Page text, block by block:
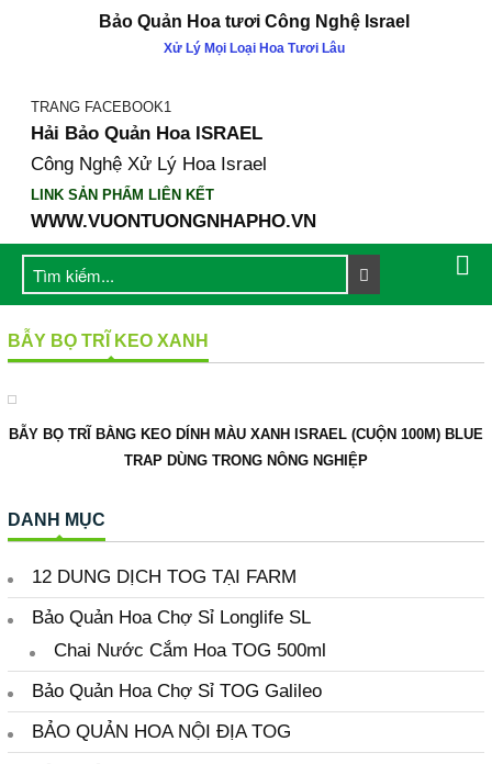
GIỚI THIỆU
Hội Thảo & Sự Kiện
SẢN PHẨM
Nước Cắm Hoa Longlife SL
Nước TOG Galileo Đậm Đặc
4. MÀU NHUỘM HOA NHẬP
KHẨU (NƯỚC & BỘT)
2. NƯỚC NHUỘM HOA
ISRAEL
Bảo Quản Hoa tươi Công Nghệ Israel
Xử Lý Mọi Loại Hoa Tươi Lâu
TRANG FACEBOOK1
Hải Bảo Quản Hoa ISRAEL
Công Nghệ Xử Lý Hoa Israel
LINK SẢN PHẨM LIÊN KẾT
WWW.VUONTUONGNHAPHO.VN
BẪY BỌ TRĨ KEO XANH
BẪY BỌ TRĨ BẰNG KEO DÍNH MÀU XANH ISRAEL (CUỘN 100M) BLUE
TRAP DÙNG TRONG NÔNG NGHIỆP
DANH MỤC
12 DUNG DỊCH TOG TẠI FARM
Bảo Quản Hoa Chợ Sỉ Longlife SL
Chai Nước Cắm Hoa TOG 500ml
Bảo Quản Hoa Chợ Sỉ TOG Galileo
BẢO QUẢN HOA NỘI ĐỊA TOG